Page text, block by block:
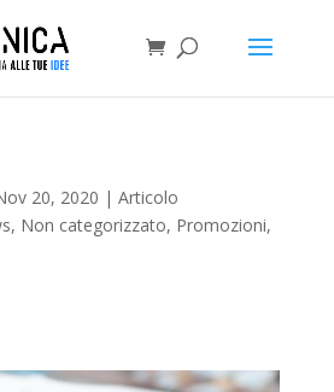
20, 2020 | Articolo
, Non categorizzato, Promozioni,